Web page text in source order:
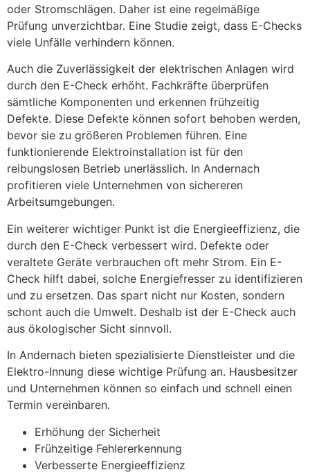
oder Stromschlägen. Daher ist eine regelmäßige
Prüfung unverzichtbar. Eine Studie zeigt, dass E-Checks
viele Unfälle verhindern können.
Auch die Zuverlässigkeit der elektrischen Anlagen wird
durch den E-Check erhöht. Fachkräfte überprüfen
sämtliche Komponenten und erkennen frühzeitig
Defekte. Diese Defekte können sofort behoben werden,
bevor sie zu größeren Problemen führen. Eine
funktionierende Elektroinstallation ist für den
reibungslosen Betrieb unerlässlich. In Andernach
profitieren viele Unternehmen von sichereren
Arbeitsumgebungen.
Ein weiterer wichtiger Punkt ist die Energieeffizienz, die
durch den E-Check verbessert wird. Defekte oder
veraltete Geräte verbrauchen oft mehr Strom. Ein E-
Check hilft dabei, solche Energiefresser zu identifizieren
und zu ersetzen. Das spart nicht nur Kosten, sondern
schont auch die Umwelt. Deshalb ist der E-Check auch
aus ökologischer Sicht sinnvoll.
In Andernach bieten spezialisierte Dienstleister und die
Elektro-Innung diese wichtige Prüfung an. Hausbesitzer
und Unternehmen können so einfach und schnell einen
Termin vereinbaren.
Erhöhung der Sicherheit
Frühzeitige Fehlererkennung
Verbesserte Energieeffizienz